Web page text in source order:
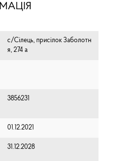
с/Сілець, присілок Заболотн
я, 274 а
3856231
01.12.2021
31.12.2028